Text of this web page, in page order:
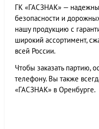
ГК «ГАСЗНАК» —
безопасности и
нашу продукцию с
широкий ассортимент,
всей России.
Чтобы заказать партию,
телефону. Вы также
«ГАСЗНАК» в Оренбурге.